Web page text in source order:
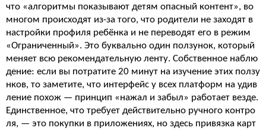
что «алгоритмы показывают детям опасный контент», во
многом происходят из-за того, что родители не заходят в
настройки профиля ребёнка и не переводят его в режим
«Ограниченный». Это буквально один ползунок, который
меняет всю рекомендательную ленту. Собственное наблю
дение: если вы потратите 20 минут на изучение этих ползу
нков, то заметите, что интерфейс у всех платформ на удив
ление похож — принцип «нажал и забыл» работает везде.
Единственное, что требует действительно ручного контро
ля, — это покупки в приложениях, но здесь привязка карт